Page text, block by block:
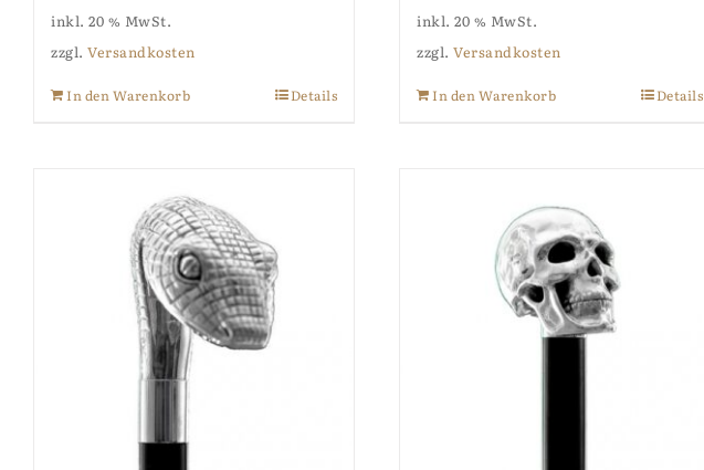
inkl. 20 % MwSt.
zzgl. Versandkosten
In den Warenkorb Details
inkl. 20 % MwSt.
zzgl. Versandkosten
In den Warenkorb Details